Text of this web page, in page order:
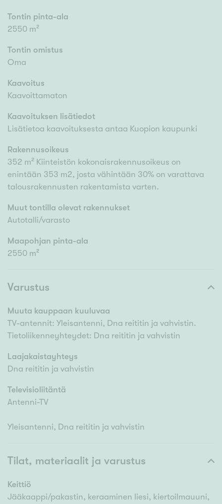
Tontin pinta-ala
2550 m²
Tontin omistus
Oma
Kaavoitus
Kaavoittamaton
Kaavoituksen lisätiedot
Lisätietoa kaavoituksesta antaa Kuopion kaupunki
Rakennusoikeus
352 m² Kiinteistön kokonaisrakennusoikeus on
enintään 353 m2, josta vähintään 30% on varattava
talousrakennusten rakentamista varten.
Muut tontilla olevat rakennukset
Autotalli/varasto
Maapohjan pinta-ala
2550 m²
Varustus
Muuta kauppaan kuuluvaa
TV-antennit: Yleisantenni, Dna reititin ja vahvistin.
Tietoliikenneyhteydet: Dna reititin ja vahvistin
Laajakaistayhteys
Dna reititin ja vahvistin
Televisioliitäntä
Antenni-TV
Yleisantenni, Dna reititin ja vahvistin
Tilat, materiaalit ja varustus
Keittiö
Jääkaappi/pakastin, keraaminen liesi, kiertoilmauuni,